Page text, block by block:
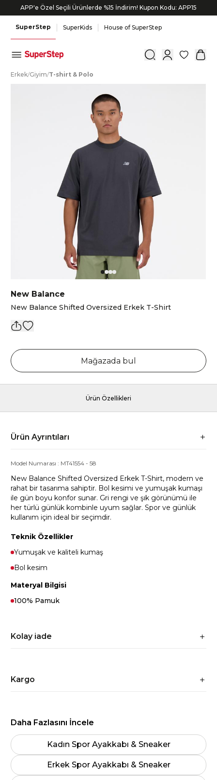
APP'e Özel Seçili Ürünlerde %15 İndirim! Kupon Kodu: APP15
SuperStep SuperKids House of SuperStep
0
Erkek/Giyim/T-shirt & Polo
New Balance
New Balance Shifted Oversized Erkek T-Shirt
Mağazada bul
Ürün Özellikleri
Ürün Ayrıntıları
Model Numarası : MT41554 -58
New Balance Shifted Oversized Erkek T-Shirt, modern ve
rahat bir tasarıma sahiptir. Bol kesimi ve yumuşak kumaşı
ile gün boyu konfor sunar. Gri rengi ve şık görünümü ile
her türlü günlük kombinle uyum sağlar. Spor ve günlük
kullanım için ideal bir seçimdir.
Teknik Özellikler
Yumuşak ve kaliteli kumaş
Bol kesim
Materyal Bilgisi
100% Pamuk
Kolay iade
Kargo
Daha Fazlasını İncele
Kadın Spor Ayakkabı & Sneaker
Erkek Spor Ayakkabı & Sneaker